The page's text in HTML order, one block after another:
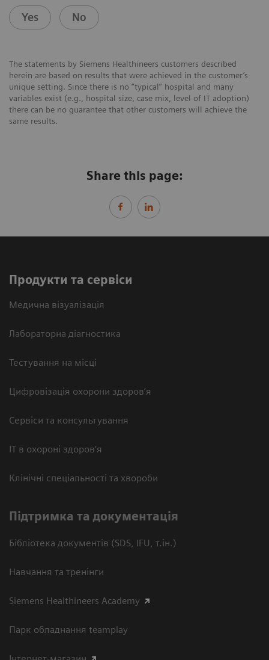
Yes No
The statements by Siemens Healthineers customers described
herein are based on results that were achieved in the customer’s
unique setting. Since there is no “typical” hospital and many
variables exist (e.g., hospital size, case mix, level of IT adoption)
there can be no guarantee that other customers will achieve the
same results.
Share this page:
Продукти та сервіси
Медична візуалізація
Лабораторна діагностика
Тестування на місці
Цифровізація охорони здоров’я
Сервіси та консультування
ІТ в охороні здоров’я
Клінічні спеціальності та хвороби
Підтримка та документація
Бібліотека документів (SDS, IFU, т.ін.)
Навчання та тренінги
Siemens Healthineers Academy
Парк обладнання teamplay